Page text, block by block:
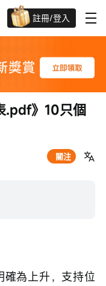
註冊/登入
高達過千蚊獎賞
關注
.pdf》10只個
確為上升，支持位